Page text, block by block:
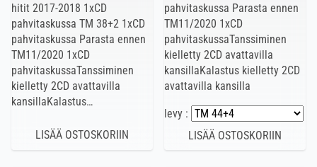
hitit 2017-2018 1xCD
pahvitaskussa TM 38+2 1xCD
pahvitaskussa Parasta ennen
TM11/2020 1xCD
pahvitaskussaTanssiminen
kielletty 2CD avattavilla
kansillaKalastus…
pahvitaskussa Parasta ennen
TM11/2020 1xCD
pahvitaskussaTanssiminen
kielletty 2CD avattavilla
kansillaKalastus kielletty 2CD
avattavilla kansilla
levy :